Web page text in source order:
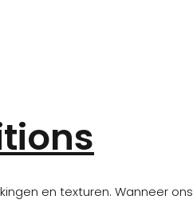
en texturen. Wanneer ons